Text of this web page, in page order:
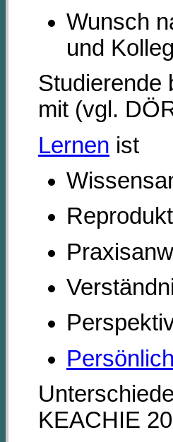
Wunsch
und
Studierende
mit (vgl.
Lernen ist
KEACHIE